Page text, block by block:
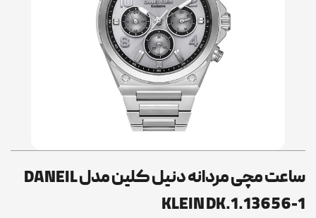
ساعت مچی مردانه دنیل کلین مدل DANEIL
KLEIN DK.1.13656-1